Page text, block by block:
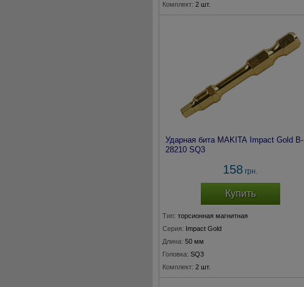
Комплект: 2 шт.
Ударная бита MAKITA Impact Gold B-
28210 SQ3
158 грн.
Купить
Тип: торсионная магнитная
Серия: Impact Gold
Длина: 50 мм
Головка: SQ3
Комплект: 2 шт.